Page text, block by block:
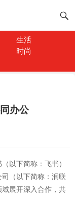
生活
时尚
办公
以下简称：飞书）
（以下简称：润联
展开深入合作，共